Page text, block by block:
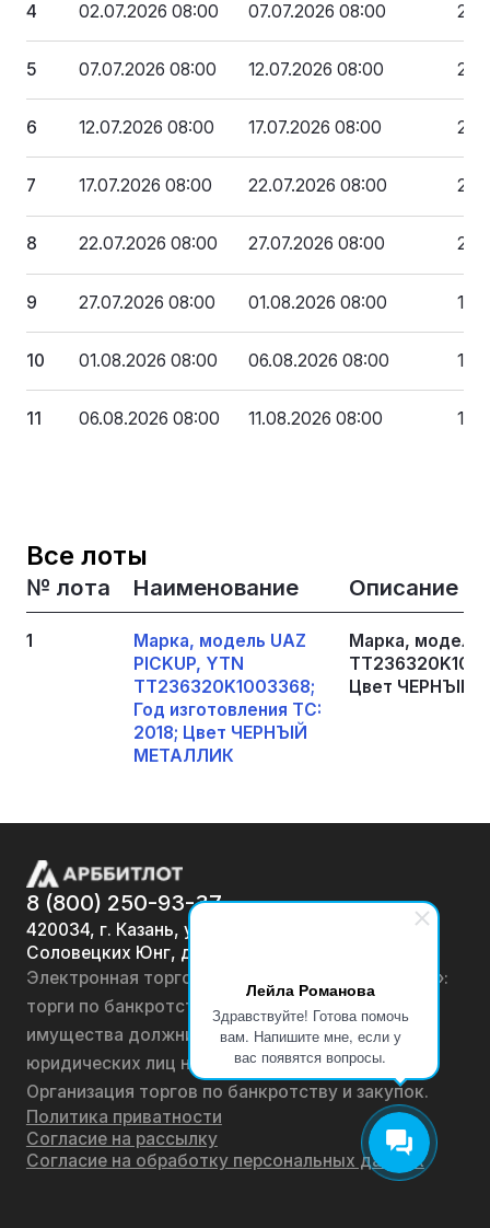
Лейла Романова
Здравствуйте! Готова помочь
вам. Напишите мне, если у
вас появятся вопросы.
4 02.07.2026 08:00 07.07.2026 08:00
5 07.07.2026 08:00 12.07.2026 08:00 235
6 12.07.2026 08:00 17.07.2026 08:00
7 17.07.2026 08:00 22.07.2026 08:00 212
8 22.07.2026 08:00 27.07.2026 08:00 201
9 27.07.2026 08:00 01.08.2026 08:00 191
10 01.08.2026 08:00 06.08.2026 08:00 182
11 06.08.2026 08:00 11.08.2026 08:00 172
Все лоты
№ лота Наименование Описание
1
Марка, модель UAZ
PICKUP, YTN
TT236320K1003368;
Год изготовления TC:
2018; Цвет ЧЕРНЪІЙ
МЕТАЛЛИК
Марка, модель
Цвет ЧЕРНЪІЙ
8 (800) 250-93-37
420034, г. Казань, ул.
Соловецких Юнг, д. 7
Электронная торговая площадка «АРББИТЛОТ»:
торги по банкротству, лоты по продаже
имущества должников физических лиц и
юридических лиц на онлайн-аукционах.
Организация торгов по банкротству и закупок.
Политика приватности
Согласие на рассылку
Согласие на обработку персональных данных